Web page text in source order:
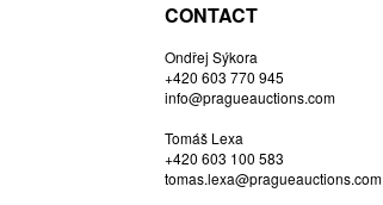
BASTL ROMAN
BAUCH JAN
BAUER VL.
BEDNÁŘOVÁ EVA
BĚHAL DOMINIK
CONTACT
Ondřej Sýkora
+420 603 770 945
info@pragueauctions.com
Tomáš Lexa
+420 603 100 583
tomas.lexa@pragueauctions.com